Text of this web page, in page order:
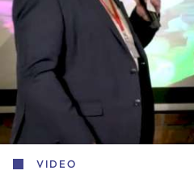
VIDEO